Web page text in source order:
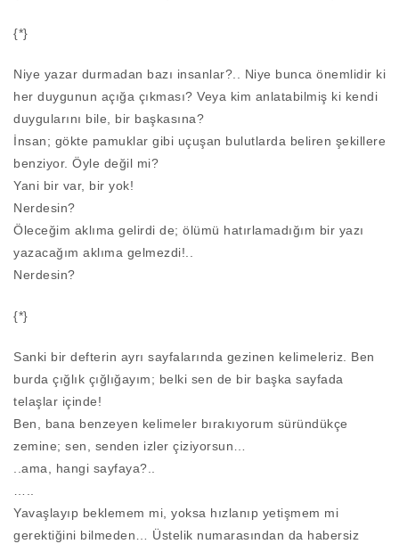
{*}
Niye yazar durmadan bazı insanlar?.. Niye bunca önemlidir ki
her duygunun açığa çıkması? Veya kim anlatabilmiş ki kendi
duygularını bile, bir başkasına?
İnsan; gökte pamuklar gibi uçuşan bulutlarda beliren şekillere
benziyor. Öyle değil mi?
Yani bir var, bir yok!
Nerdesin?
Öleceğim aklıma gelirdi de; ölümü hatırlamadığım bir yazı
yazacağım aklıma gelmezdi!..
Nerdesin?
{*}
Sanki bir defterin ayrı sayfalarında gezinen kelimeleriz. Ben
burda çığlık çığlığayım; belki sen de bir başka sayfada
telaşlar içinde!
Ben, bana benzeyen kelimeler bırakıyorum süründükçe
zemine; sen, senden izler çiziyorsun…
..ama, hangi sayfaya?..
Yavaşlayıp beklemem mi, yoksa hızlanıp yetişmem mi
gerektiğini bilmeden… Üstelik numarasından da habersiz